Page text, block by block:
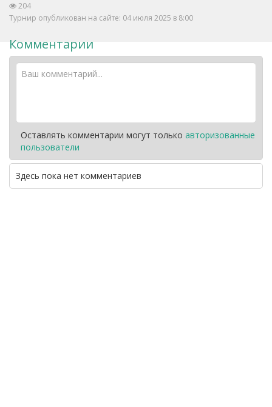
204
Турнир опубликован на сайте: 04 июля 2025 в 8:00
Комментарии
Оставлять комментарии могут только авторизованные
пользователи
Здесь пока нет комментариев